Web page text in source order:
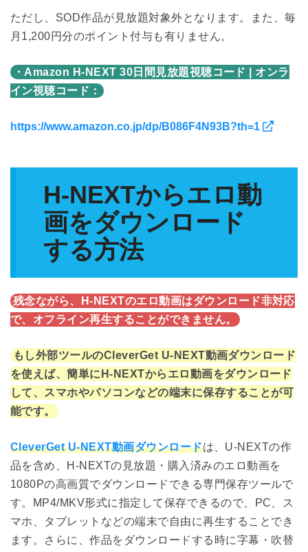
ただし、SOD作品が見放題対象外となります。また、毎
月1,200円分のポイント付与も有りません。
・Amazon H-NEXT 30日間見放題視聴コード | オンラ
イン視聴コード：
https://www.amazon.co.jp/dp/B086F4N93B?th=1
H-NEXTからエロ動
画をダウンロード
する方法
残念ながら、H-NEXTのエロ動画はダウンロード非対応
で、オフライン再生することができません。
もし外部ツールのCleverGet U-NEXT動画ダウンロード
を使えば、簡単にH-NEXTからエロ動画をダウンロード
して、スマホやパソコンなどの端末に保存することが可
能です。
CleverGet U-NEXT動画ダウンロードは、U-NEXTの作
品を含め、H-NEXTの見放題・購入済みのエロ動画を
1080Pの高画質でダウンロードできる専門保存ツールで
す。MP4/MKV形式に指定して保存できるので、PC、ス
マホ、タブレットなどの端末で自由に再生することでき
ます。さらに、作品をダウンロードする時に字幕・吹替